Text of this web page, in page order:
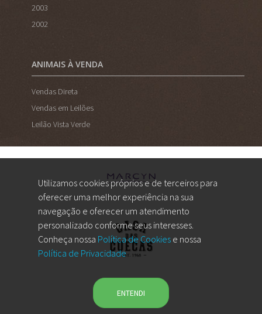
Utilizamos cookies próprios e de terceiros para
oferecer uma melhor experiência na sua
navegação e oferecer um atendimento
personalizado conforme seus interesses.
Conheça nossa Política de Cookies e nossa
Política de Privacidade
ENTENDI
2003
2002
ANIMAIS À VENDA
Vendas Direta
Vendas em Leilões
Leilão Vista Verde